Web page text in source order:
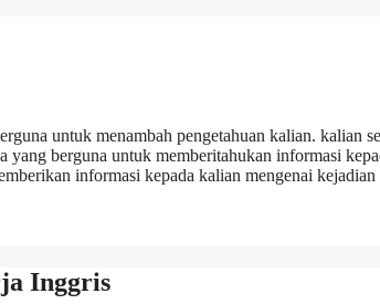
untuk menambah pengetahuan kalian. kalian
yang berguna untuk memberitahukan informasi
informasi kepada kalian mengenai
Inggris